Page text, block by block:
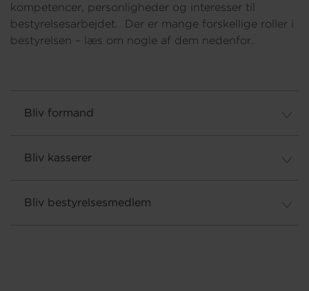
kompetencer, personligheder og interesser til
bestyrelsesarbejdet. Der er mange forskellige roller i
bestyrelsen – læs om nogle af dem nedenfor.
Bliv formand
Bliv kasserer
Bliv bestyrelsesmedlem